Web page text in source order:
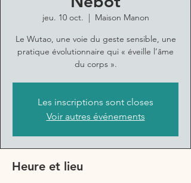
jeu. 10 oct.
  |
Maison Manon
Le Wutao, une voie du geste sensible, une
pratique évolutionnaire qui « éveille l’âme
du corps ».
Les inscriptions sont closes
Voir autres événements
Heure et lieu